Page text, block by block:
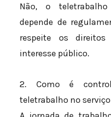
Não, o
depende de
respeite os
interesse público.
2. Como é
teletrabalho no